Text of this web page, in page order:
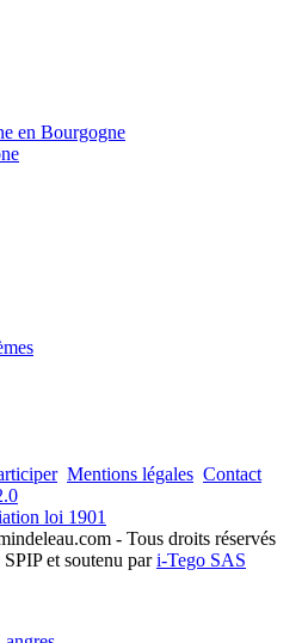
en Bourgogne
Mentions légales Contact
loi 1901
- Tous droits réservés
et soutenu pari-Tego SAS